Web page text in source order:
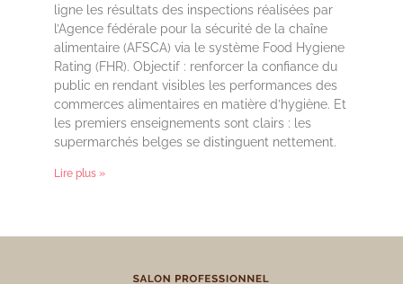
ligne les résultats des inspections réalisées par
l’Agence fédérale pour la sécurité de la chaîne
alimentaire (AFSCA) via le système Food Hygiene
Rating (FHR). Objectif : renforcer la confiance du
public en rendant visibles les performances des
commerces alimentaires en matière d’hygiène. Et
les premiers enseignements sont clairs : les
supermarchés belges se distinguent nettement.
Lire plus »